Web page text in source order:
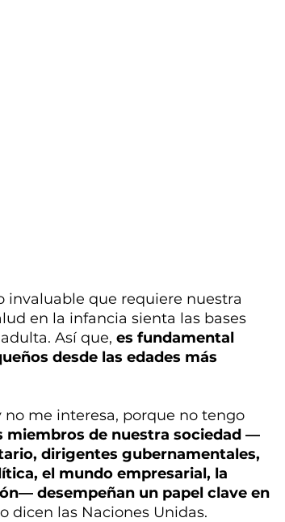
invaluable que requiere nuestra
en la infancia sienta las bases
Así que, es fundamental
desde las edades más
no me interesa, porque no tengo
miembros de nuestra sociedad —
dirigentes gubernamentales,
el mundo empresarial, la
desempeñan un papel clave en
dicen las Naciones Unidas.